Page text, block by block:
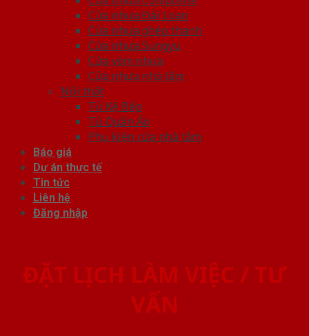
Cửa nhựa Đài Loan
Cửa nhựa ghép thanh
Cửa nhựa Sungyu
Cửa vòm nhựa
Cửa nhựa nhà tắm
Nội thất
Tủ Kệ Bếp
Tủ Quần Áo
Phụ kiện cửa nhà tắm
Báo giá
Dự án thực tế
Tin tức
Liên hệ
Đăng nhập
ĐẶT LỊCH LÀM VIỆC / TƯ
VẤN